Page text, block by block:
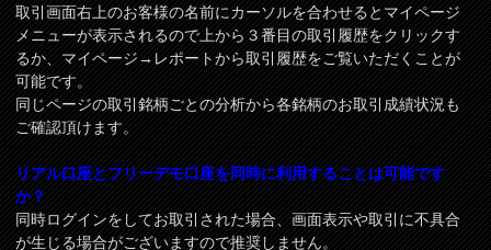
取引画面右上のお客様の名前にカーソルを合わせるとマイページ
メニューが表示されるので上から３番目の取引履歴をクリックす
るか、マイページ→レポートから取引履歴をご覧いただくことが
可能です。
同じページの取引銘柄ごとの分析から各銘柄のお取引成績状況も
ご確認頂けます。
リアル口座とフリーデモ口座を同時に利用することは可能です
か？
同時ログインをしてお取引された場合、画面表示や取引に不具合
が生じる場合がございますので推奨しません。